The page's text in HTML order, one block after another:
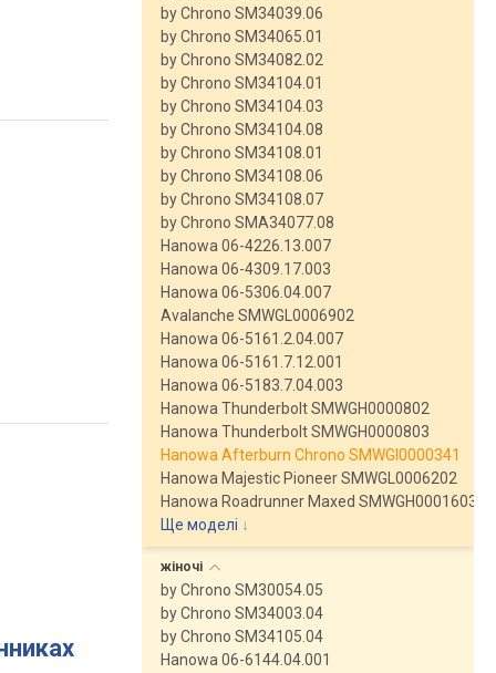
by Chrono SM34039.06
by Chrono SM34065.01
by Chrono SM34082.02
by Chrono SM34104.01
by Chrono SM34104.03
by Chrono SM34104.08
by Chrono SM34108.01
by Chrono SM34108.06
by Chrono SM34108.07
by Chrono SMA34077.08
Hanowa 06-4226.13.007
Hanowa 06-4309.17.003
Hanowa 06-5306.04.007
Avalanche SMWGL0006902
Hanowa 06-5161.2.04.007
Hanowa 06-5161.7.12.001
Hanowa 06-5183.7.04.003
Hanowa Thunderbolt SMWGH0000802
Hanowa Thunderbolt SMWGH0000803
Hanowa Afterburn Chrono SMWGI0000341
Hanowa Majestic Pioneer SMWGL0006202
Hanowa Roadrunner Maxed SMWGH0001603
Ще моделі ↓
жіночі
by Chrono SM30054.05
by Chrono SM34003.04
by Chrono SM34105.04
Hanowa 06-6144.04.001